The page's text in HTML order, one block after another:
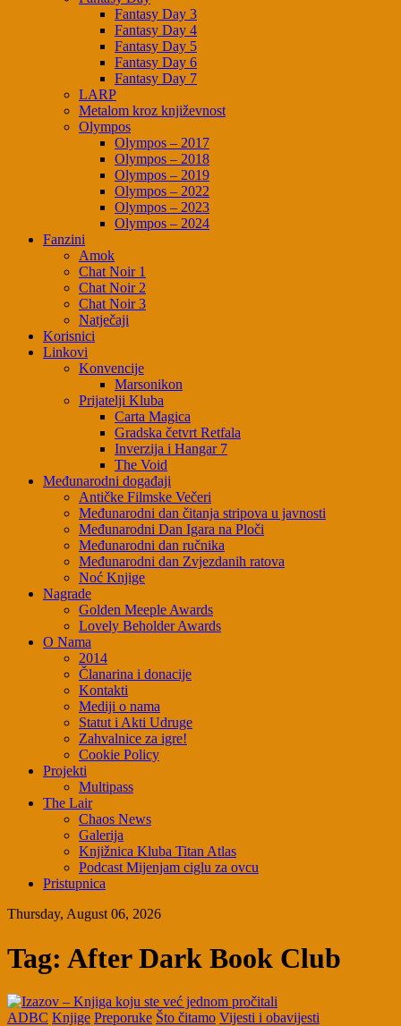
Fantasy Day 3
Fantasy Day 4
Fantasy Day 5
Fantasy Day 6
Fantasy Day 7
LARP
Metalom kroz književnost
Olympos
Olympos – 2017
Olympos – 2018
Olympos – 2019
Olympos – 2022
Olympos – 2023
Olympos – 2024
Fanzini
Amok
Chat Noir 1
Chat Noir 2
Chat Noir 3
Natječaji
Korisnici
Linkovi
Konvencije
Marsonikon
Prijatelji Kluba
Carta Magica
Gradska četvrt Retfala
Inverzija i Hangar 7
The Void
Međunarodni događaji
Antičke Filmske Večeri
Međunarodni dan čitanja stripova u javnosti
Međunarodni Dan Igara na Ploči
Međunarodni dan ručnika
Međunarodni dan Zvjezdanih ratova
Noć Knjige
Nagrade
Golden Meeple Awards
Lovely Beholder Awards
O Nama
2014
Članarina i donacije
Kontakti
Mediji o nama
Statut i Akti Udruge
Zahvalnice za igre!
Cookie Policy
Projekti
Multipass
The Lair
Chaos News
Galerija
Knjižnica Kluba Titan Atlas
Podcast Mijenjam ciglu za ovcu
Pristupnica
Thursday, August 06, 2026
Tag: After Dark Book Club
ADBC Knjige Preporuke Što čitamo Vijesti i obavijesti